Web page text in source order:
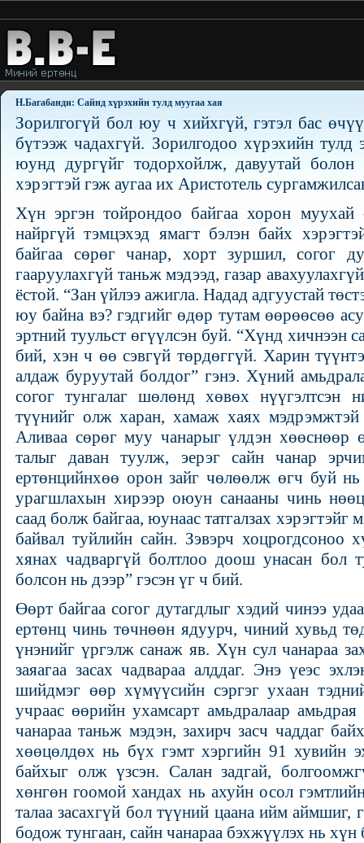
Н.Багабанди: Сайнд хүрэхийн тулд муугаа хая
Зорилгогүй бол юу ч хийхгүй, гэтэл бас
бүтээж чадахгүй. Зорилгодоо хүрэхийн
юунд дургүйг тодорхойлж, давуутай болон
хэрэгтэй гэж аугаа их Аристотель
Хүн эргэн тойрондоо байгаа хорон муухай
найргүй тэмцэхэд ямагт бэлэн байх
байгаа сөрөг чанар, хорт зуршил, согог
гааруулахгүй таньж мэдээд, газар
ёстой. “Зан үйлээ ажигла. Надад адгуустай
юу байна вэ? гэдгийг өдөр тутам өөрөөсөө
эртний туульст өгүүлсэн буй. “Хүнд хичнээн
бий, хэн ч өө сэвгүй төрдөггүй. Харин
алдаж буруутай болдог” гэнэ. Хүний
согог тунгалаг шөлөнд хөвөх нүүгэлтсэн
түүнийг олж харан, хамаж хаях
Аливаа сөрөг муу чанарыг үлдэн хөөснөөр
талыг даван туулж, эерэг сайн чанар
ертөнцийнхөө орон зайг чөлөөлж өгч буй
урагшлахын хирээр оюун санааны чинь
саад болж байгаа, юунаас татгалзах
байвал туйлийн сайн. Зэвэрч хоцрогдсоноо
хянах чадваргүй болтлоо доош унасан бол
болсон нь дээр” гэсэн үг ч бий.
Өөрт байгаа согог дутагдлыг хэдий чинээ
ертөнц чинь төчнөөн ядуурч, чиний хувьд
үнэнийг үргэлж санаж яв. Хүн сул чанараа
заяагаа засах чадвараа алддаг. Энэ үеэс
шийдмэг өөр хүмүүсийн сэргэг ухаан
учраас өөрийн ухамсарт амьдралаар
чанараа таньж мэдэн, захирч засч чаддаг
хөөцөлдөх нь бүх гэмт хэргийн 91 хувийн
байхыг олж үзсэн. Салан задгай,
хөнгөн гоомой хандах нь ахуйн осол
талаа засахгүй бол түүний цаана ийм
бодож тунгаан, сайн чанараа бэхжүүлэх нь